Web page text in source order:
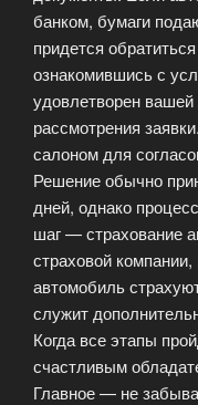
банком, бумаги
придется
ознакомившись с
удовлетворен вашей
рассмотрения
салоном для
Решение обычно
дней, однако
шаг — страхование
страховой
автомобиль
служит
Когда все этапы
счастливым
Главное — не